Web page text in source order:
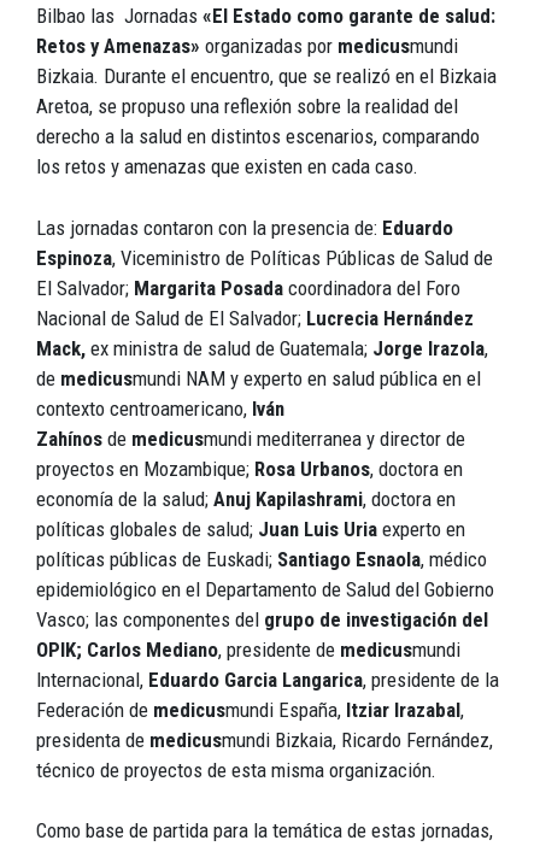
Bilbao las Jornadas «El Estado como garante de salud:
Retos y Amenazas» organizadas por medicusmundi
Bizkaia. Durante el encuentro, que se realizó en el Bizkaia
Aretoa, se propuso una reflexión sobre la realidad del
derecho a la salud en distintos escenarios, comparando
los retos y amenazas que existen en cada caso.
Las jornadas contaron con la presencia de: Eduardo
Espinoza, Viceministro de Políticas Públicas de Salud de
El Salvador; Margarita Posada coordinadora del Foro
Nacional de Salud de El Salvador; Lucrecia Hernández
Mack, ex ministra de salud de Guatemala; Jorge Irazola,
de medicusmundi NAM y experto en salud pública en el
contexto centroamericano, Iván
Zahínos de medicusmundi mediterranea y director de
proyectos en Mozambique; Rosa Urbanos, doctora en
economía de la salud; Anuj Kapilashrami, doctora en
políticas globales de salud; Juan Luis Uria experto en
políticas públicas de Euskadi; Santiago Esnaola, médico
epidemiológico en el Departamento de Salud del Gobierno
Vasco; las componentes del grupo de investigación del
OPIK; Carlos Mediano, presidente de medicusmundi
Internacional, Eduardo Garcia Langarica, presidente de la
Federación de medicusmundi España, Itziar Irazabal,
presidenta de medicusmundi Bizkaia, Ricardo Fernández,
técnico de proyectos de esta misma organización.
Como base de partida para la temática de estas jornadas,